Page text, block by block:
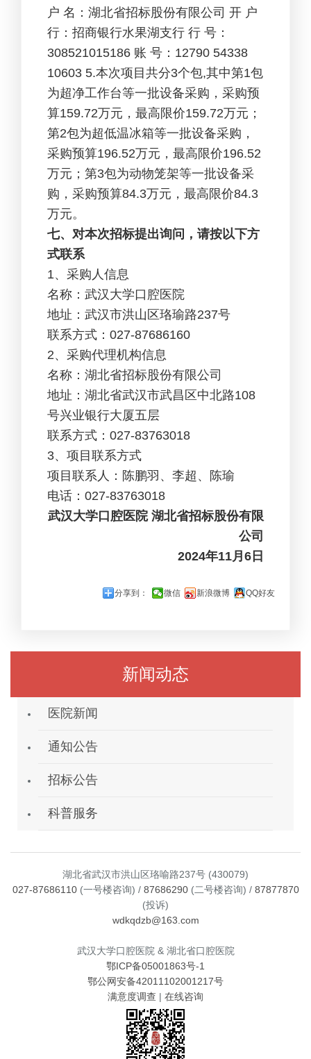
户 名：湖北省招标股份有限公司 开 户
行：招商银行水果湖支行 行 号：
308521015186 账 号：12790 54338
10603 5.本次项目共分3个包,其中第1包
为超净工作台等一批设备采购，采购预
算159.72万元，最高限价159.72万元；
第2包为超低温冰箱等一批设备采购，
采购预算196.52万元，最高限价196.52
万元；第3包为动物笼架等一批设备采
购，采购预算84.3万元，最高限价84.3
万元。
七、对本次招标提出询问，请按以下方
式联系
1、采购人信息
名称：武汉大学口腔医院
地址：武汉市洪山区珞瑜路237号
联系方式：027-87686160
2、采购代理机构信息
名称：湖北省招标股份有限公司
地址：湖北省武汉市武昌区中北路108
号兴业银行大厦五层
联系方式：027-83763018
3、项目联系方式
项目联系人：陈鹏羽、李超、陈瑜
电话：027-83763018
武汉大学口腔医院 湖北省招标股份有限
公司
2024年11月6日
分享到： 微信 新浪微博 QQ好友
新闻动态
医院新闻
通知公告
招标公告
科普服务
湖北省武汉市洪山区珞喻路237号 (430079)
027-87686110(一号楼咨询) / 87686290(二号楼咨询) / 87877870
(投诉)
wdkqdzb@163.com
武汉大学口腔医院 & 湖北省口腔医院
鄂ICP备05001863号-1
鄂公网安备42011102001217号
满意度调查 | 在线咨询